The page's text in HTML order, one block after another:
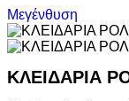
Μεγένθυση
ΚΛΕΙΔΑΡΙΑ